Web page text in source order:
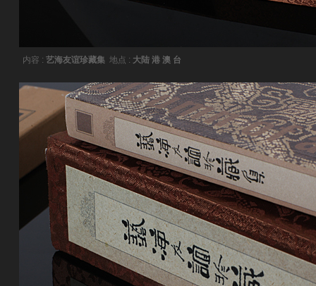
内容 : 艺海友谊珍藏集 地点 : 大陆 港 澳 台